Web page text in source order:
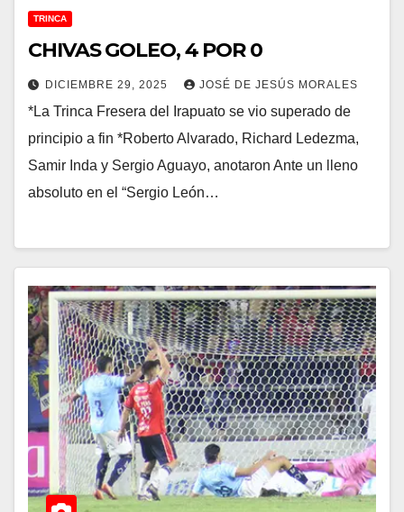
TRINCA
CHIVAS GOLEO, 4 POR 0
DICIEMBRE 29, 2025 JOSÉ DE JESÚS MORALES
*La Trinca Fresera del Irapuato se vio superado de
principio a fin *Roberto Alvarado, Richard Ledezma,
Samir Inda y Sergio Aguayo, anotaron Ante un lleno
absoluto en el “Sergio León…